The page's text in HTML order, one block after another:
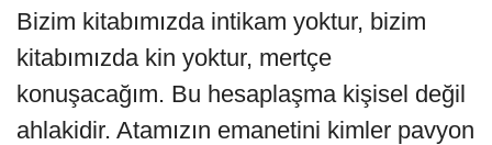
Bizim kitabımızda intikam yoktur, bizim
kitabımızda kin yoktur, mertçe
konuşacağım. Bu hesaplaşma kişisel değil
ahlakidir. Atamızın emanetini kimler pavyon